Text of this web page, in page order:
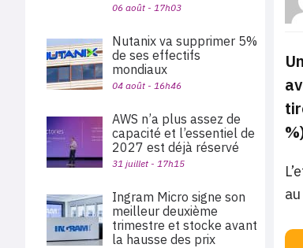
06 août - 17h03
Nutanix va supprimer 5%
de ses effectifs
mondiaux
04 août - 16h46
AWS n’a plus assez de
capacité et l’essentiel de
2027 est déjà réservé
31 juillet - 17h15
Ingram Micro signe son
meilleur deuxième
trimestre et stocke avant
la hausse des prix